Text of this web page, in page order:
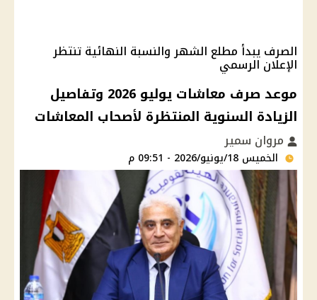
الصرف يبدأ مطلع الشهر والنسبة النهائية تنتظر
الإعلان الرسمي
موعد صرف معاشات يوليو 2026 وتفاصيل
الزيادة السنوية المنتظرة لأصحاب المعاشات
مروان سمير
الخميس 18/يونيو/2026 - 09:51 م